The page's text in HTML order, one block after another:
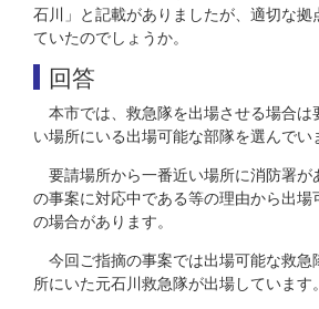
石川」と記載がありましたが、適切な拠
ていたのでしょうか。
回答
本市では、救急隊を出場させる場合は
い場所にいる出場可能な部隊を選んでい
要請場所から一番近い場所に消防署
の事案に対応中である等の理由から出
の場合があります。
今回ご指摘の事案では出場可能な救
所にいた元石川救急隊が出場しています。